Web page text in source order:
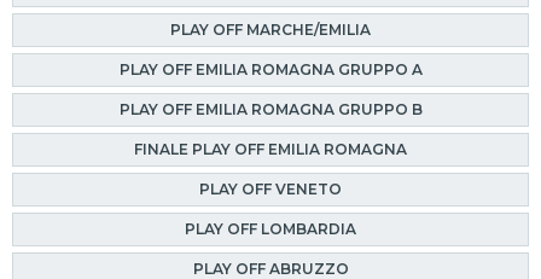
PLAY OFF MARCHE/EMILIA
PLAY OFF EMILIA ROMAGNA GRUPPO A
PLAY OFF EMILIA ROMAGNA GRUPPO B
FINALE PLAY OFF EMILIA ROMAGNA
PLAY OFF VENETO
PLAY OFF LOMBARDIA
PLAY OFF ABRUZZO